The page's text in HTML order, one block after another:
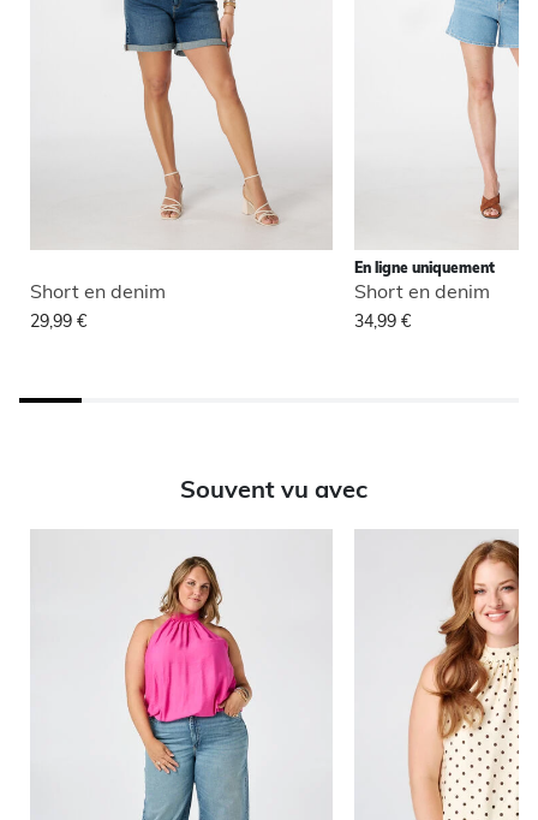
Short en denim
29,99 €
En ligne uniquement
Short en denim
34,99 €
Souvent vu avec